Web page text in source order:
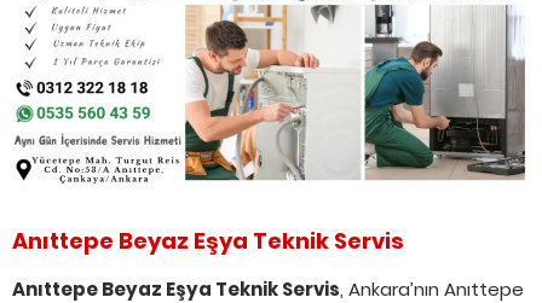
Anıttepe Beyaz Eşya Teknik Servis
Anıttepe Beyaz Eşya Teknik Servis, Ankara’nın Anıttepe